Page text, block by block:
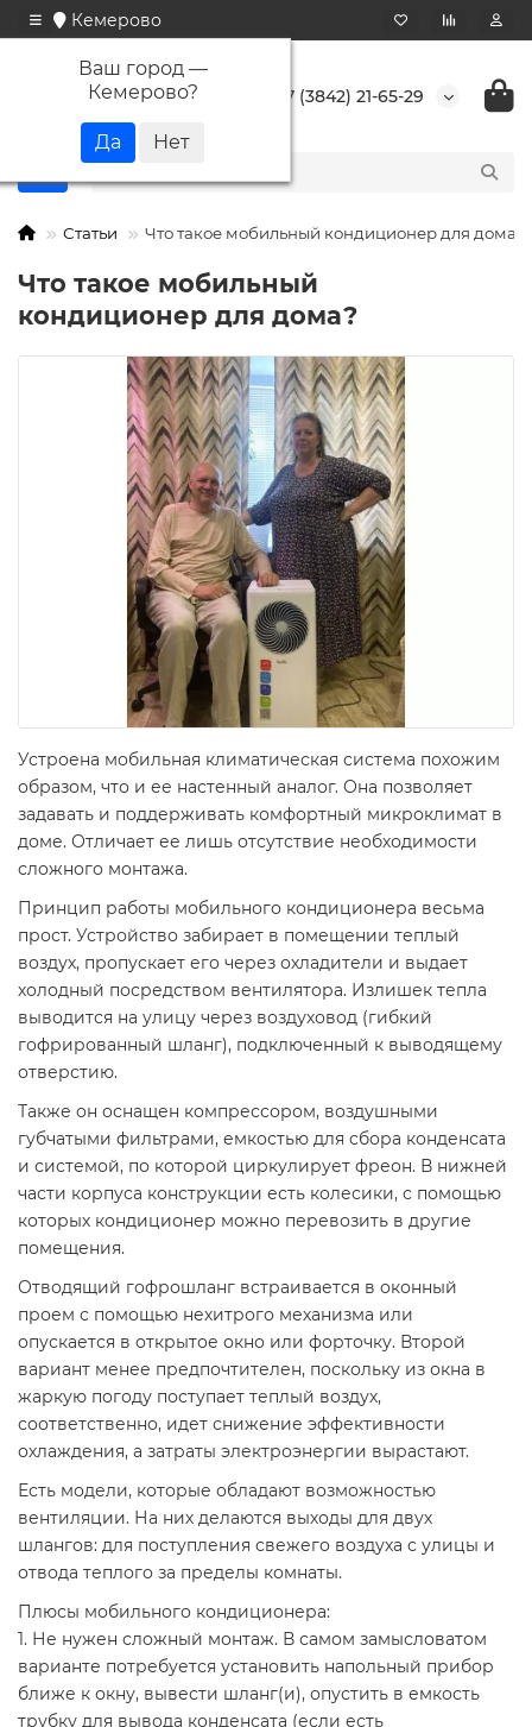
Кемерово
Ваш город —
Кемерово? +7 (3842) 21-65-29
Статьи Что такое мобильный кондиционер для дома?
Что такое мобильный
кондиционер для дома?
Устроена мобильная климатическая система похожим
образом, что и ее настенный аналог. Она позволяет
задавать и поддерживать комфортный микроклимат в
доме. Отличает ее лишь отсутствие необходимости
сложного монтажа.
Принцип работы мобильного кондиционера весьма
прост. Устройство забирает в помещении теплый
воздух, пропускает его через охладители и выдает
холодный посредством вентилятора. Излишек тепла
выводится на улицу через воздуховод (гибкий
гофрированный шланг), подключенный к выводящему
отверстию.
Также он оснащен компрессором, воздушными
губчатыми фильтрами, емкостью для сбора конденсата
и системой, по которой циркулирует фреон. В нижней
части корпуса конструкции есть колесики, с помощью
которых кондиционер можно перевозить в другие
помещения.
Отводящий гофрошланг встраивается в оконный
проем с помощью нехитрого механизма или
опускается в открытое окно или форточку. Второй
вариант менее предпочтителен, поскольку из окна в
жаркую погоду поступает теплый воздух,
соответственно, идет снижение эффективности
охлаждения, а затраты электроэнергии вырастают.
Есть модели, которые обладают возможностью
вентиляции. На них делаются выходы для двух
шлангов: для поступления свежего воздуха с улицы и
отвода теплого за пределы комнаты.
Плюсы мобильного кондиционера:
1. Не нужен сложный монтаж. В самом замысловатом
варианте потребуется установить напольный прибор
ближе к окну, вывести шланг(и), опустить в емкость
трубку для вывода конденсата (если есть